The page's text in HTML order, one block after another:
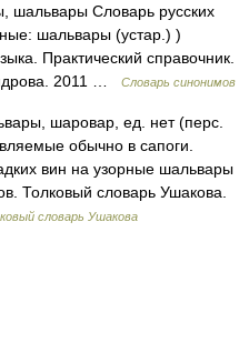
Словарь русских
шальвары (устар.) )
Практический справочник.
2011 …
Словарь синонимов
шаровар, ед. нет (перс.
обычно в сапоги.
вин на узорные шальвары
Толковый словарь Ушакова.
словарь Ушакова